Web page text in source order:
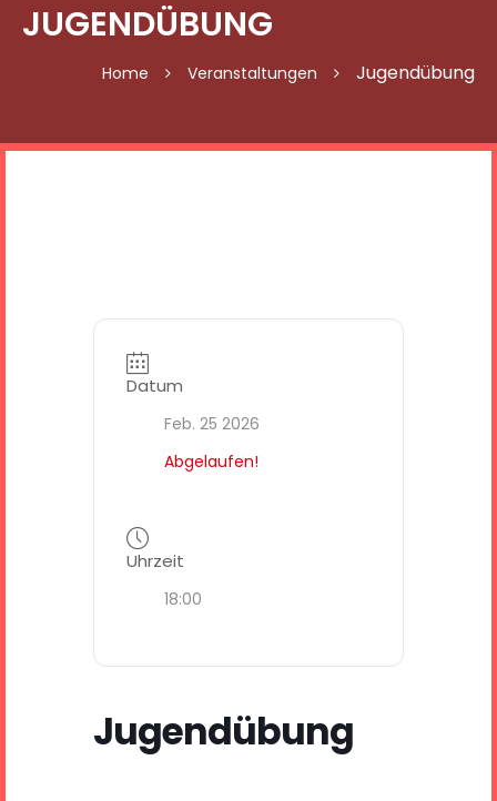
JUGENDÜBUNG
Home Veranstaltungen Jugendübung
Datum
Feb. 25 2026
Abgelaufen!
Uhrzeit
18:00
Jugendübung